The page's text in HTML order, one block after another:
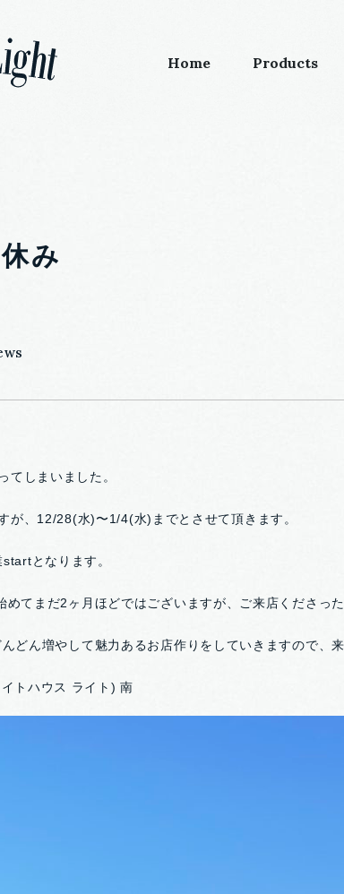
Home Products
み
てしまいました。
が、12/28(水)〜1/4(水)までとさせて頂きます。
となります。
めてまだ2ヶ月ほどではございますが、ご来店くださっ
どん増やして魅力あるお店作りをしていきますので、
トハウス ライト) 南